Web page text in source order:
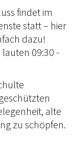
findet im
statt – hier
dazu!
09:30 -
alte
zu schöpfen.